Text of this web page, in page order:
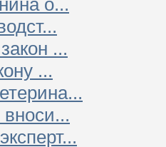
...
...